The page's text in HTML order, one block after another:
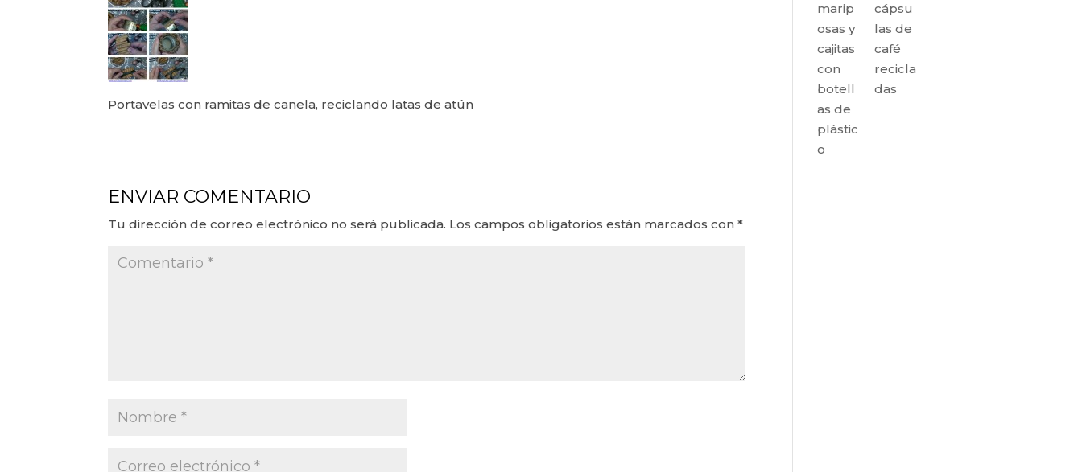
Portavelas con ramitas de canela, reciclando latas de atún
ENVIAR COMENTARIO
Tu dirección de correo electrónico no será publicada. Los campos obligatorios están marcados con*
marip
osas y
cajitas
con
botell
as de
plástic
o
cápsu
las de
café
recicla
das